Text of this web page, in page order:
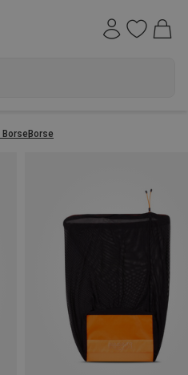
Borse